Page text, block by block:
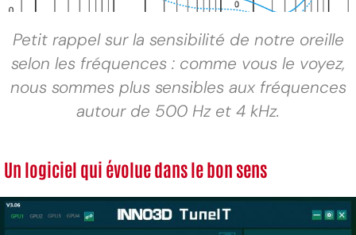
Petit rappel sur la sensibilité de notre oreille
selon les fréquences : comme vous le voyez,
nous sommes plus sensibles aux fréquences
autour de 500 Hz et 4 kHz.
Un logiciel qui évolue dans le bon sens